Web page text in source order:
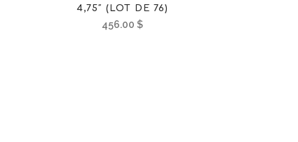
4,75″ (LOT DE 76)
456.00$